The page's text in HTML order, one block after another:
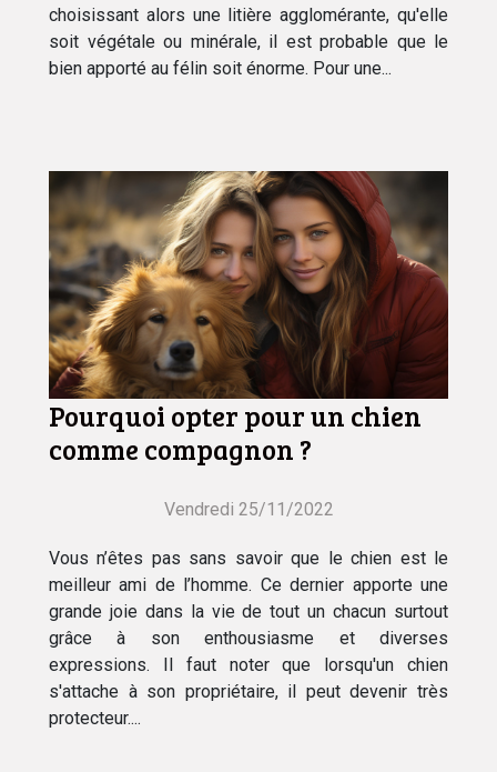
choisissant alors une litière agglomérante, qu'elle
soit végétale ou minérale, il est probable que le
bien apporté au félin soit énorme. Pour une...
Pourquoi opter pour un chien
comme compagnon ?
Vendredi 25/11/2022
Vous n’êtes pas sans savoir que le chien est le
meilleur ami de l’homme. Ce dernier apporte une
grande joie dans la vie de tout un chacun surtout
grâce à son enthousiasme et diverses
expressions. Il faut noter que lorsqu'un chien
s'attache à son propriétaire, il peut devenir très
protecteur....